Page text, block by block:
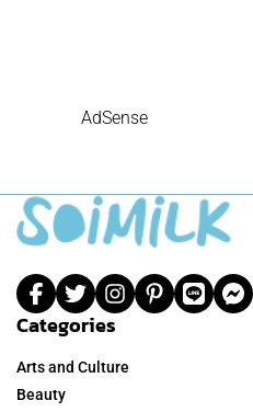
AdSense
Categories
Arts and Culture
Beauty